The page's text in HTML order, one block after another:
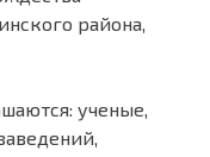
района,
ученые,